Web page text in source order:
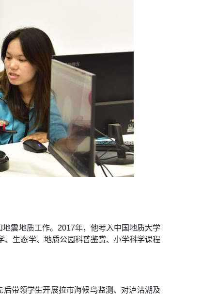
震地质工作。2017年，他考入中国地质大学
生态学、地质公园科普鉴赏、小学科学课程
带领学生开展拉市海候鸟监测、对泸沽湖及